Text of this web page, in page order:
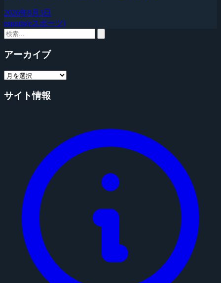
2026年8月3日
esports(eスポーツ)
アーカイブ
サイト情報